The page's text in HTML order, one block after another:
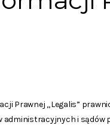
Prawnej „Legalis”
i sądów